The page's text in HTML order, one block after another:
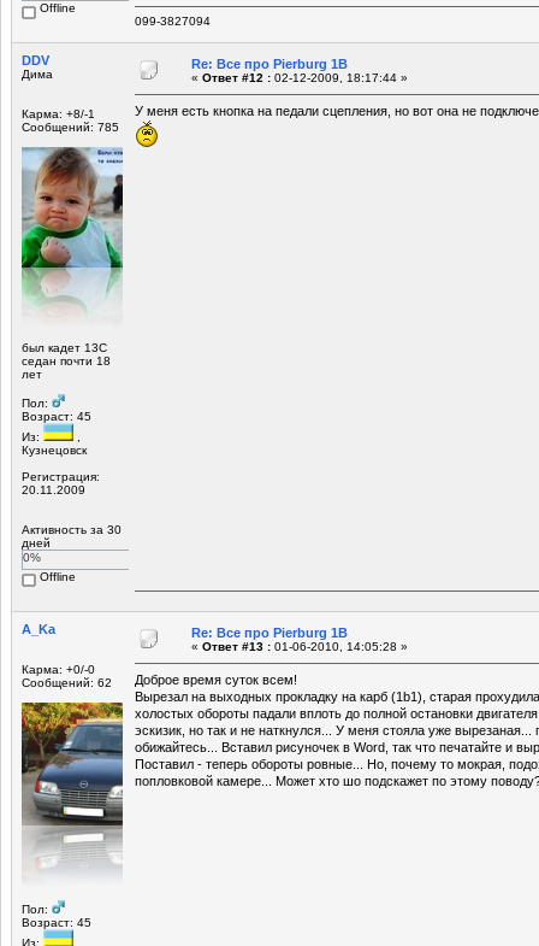
Offline
099-3827094
DDV
Дима
Карма: +8/-1
Сообщений: 785
был кадет 13С
седан почти 18
лет
Пол:
Возраст: 45
Из:
Кузнецовск
Регистрация:
20.11.2009
Активность за 30
дней
0%
Offline
Re: Все про Pierburg 1B
« Ответ #12 : 02-12-2009, 18:17:44 »
У меня есть кнопка на педали сцепления, но вот она не
A_Ka
Карма: +0/-0
Сообщений: 62
Пол:
Возраст: 45
Из:
Re: Все про Pierburg 1B
« Ответ #13 : 01-06-2010, 14:05:28 »
Доброе время суток всем!
Вырезал на выходных прокладку на карб (1b1), старая
холостых обороты падали вплоть до полной остановки
эскизик, но так и не наткнулся... У меня стояла уже вырезаная...
обижайтесь... Вставил рисуночек в Word, так что печатайте и
Поставил - теперь обороты ровные... Но, почему то мокрая,
попловковой камере... Может хто шо подскажет по этому